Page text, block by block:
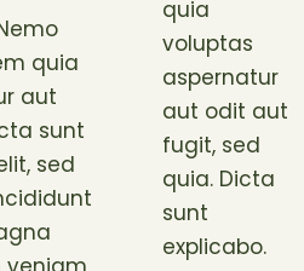
quia
aut
sunt
sed
quia
voluptas
aspernatur
aut odit aut
fugit, sed
quia. Dicta
sunt
explicabo.